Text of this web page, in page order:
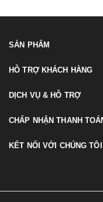
SẢN PHẨM
HỖ TRỢ KHÁCH HÀNG
DỊCH VỤ & HỖ TRỢ
CHẤP NHẬN THANH
KẾT NỐI VỚI CHÚNG TÔI